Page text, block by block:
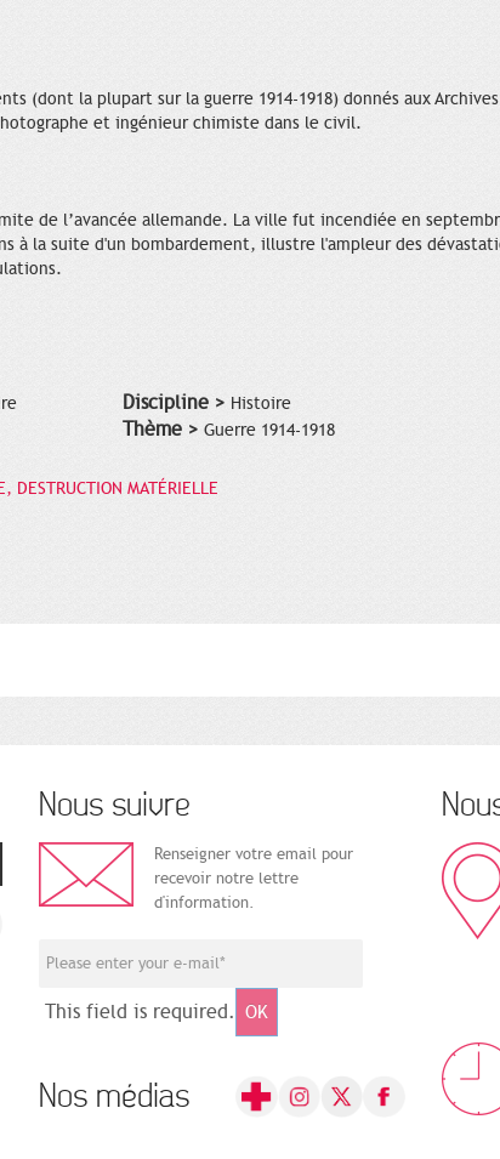
(dont la plupart sur la guerre 1914-1918) donnés aux
et ingénieur chimiste dans le civil.
de l’avancée allemande. La ville fut incendiée en
à la suite d'un bombardement, illustre l'ampleur des
Discipline > Histoire
Thème > Guerre 1914-1918
DESTRUCTION MATÉRIELLE
Nous suivre
Renseigner votre email pour
recevoir notre lettre
d'information.
This field is required. OK
Nos médias